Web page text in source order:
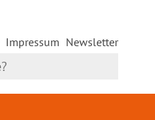
Impressum Newsletter